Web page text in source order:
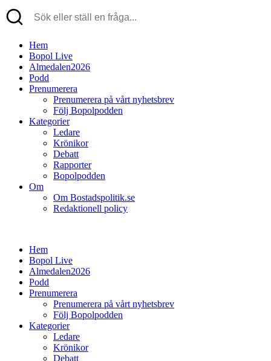
Hem
Bopol Live
Almedalen2026
Podd
Prenumerera
Prenumerera på vårt nyhetsbrev
Följ Bopolpodden
Kategorier
Ledare
Krönikor
Debatt
Rapporter
Bopolpodden
Om
Om Bostadspolitik.se
Redaktionell policy
Hem
Bopol Live
Almedalen2026
Podd
Prenumerera
Prenumerera på vårt nyhetsbrev
Följ Bopolpodden
Kategorier
Ledare
Krönikor
Debatt